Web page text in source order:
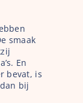
smaak
En
bevat, is
bij